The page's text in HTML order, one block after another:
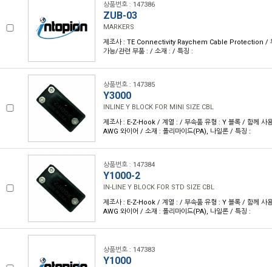
상품번호 : 147386
ZUB-03
MARKERS
제조사 : TE Connectivity Raychem Cable Protection /
가능/관련 부품 : / 소재 : / 특징 :
상품번호 : 147385
Y3000
INLINE Y BLOCK FOR MINI SIZE CBL
제조사 : E-Z-Hook / 계열 : / 부속품 유형 : Y 블록 / 함께 사
AWG 와이어 / 소재 : 폴리마이드(PA), 나일론 / 특징 :
상품번호 : 147384
Y1000-2
IN-LINE Y BLOCK FOR STD SIZE CBL
제조사 : E-Z-Hook / 계열 : / 부속품 유형 : Y 블록 / 함께 사
AWG 와이어 / 소재 : 폴리마이드(PA), 나일론 / 특징 :
상품번호 : 147383
Y1000